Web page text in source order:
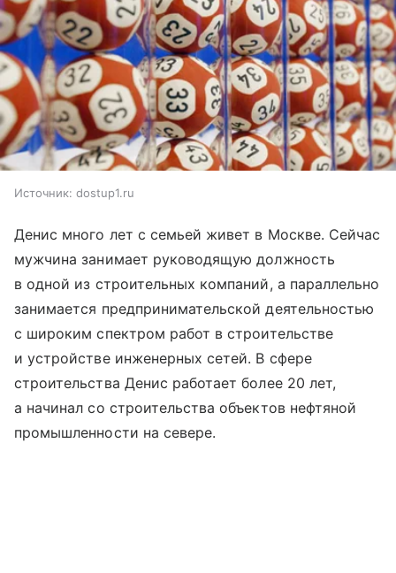
Источник: dostup1.ru
Денис много лет с семьей живет в Москве. Сейчас
мужчина занимает руководящую должность
в одной из строительных компаний, а параллельно
занимается предпринимательской деятельностью
с широким спектром работ в строительстве
и устройстве инженерных сетей. В сфере
строительства Денис работает более 20 лет,
а начинал со строительства объектов нефтяной
промышленности на севере.